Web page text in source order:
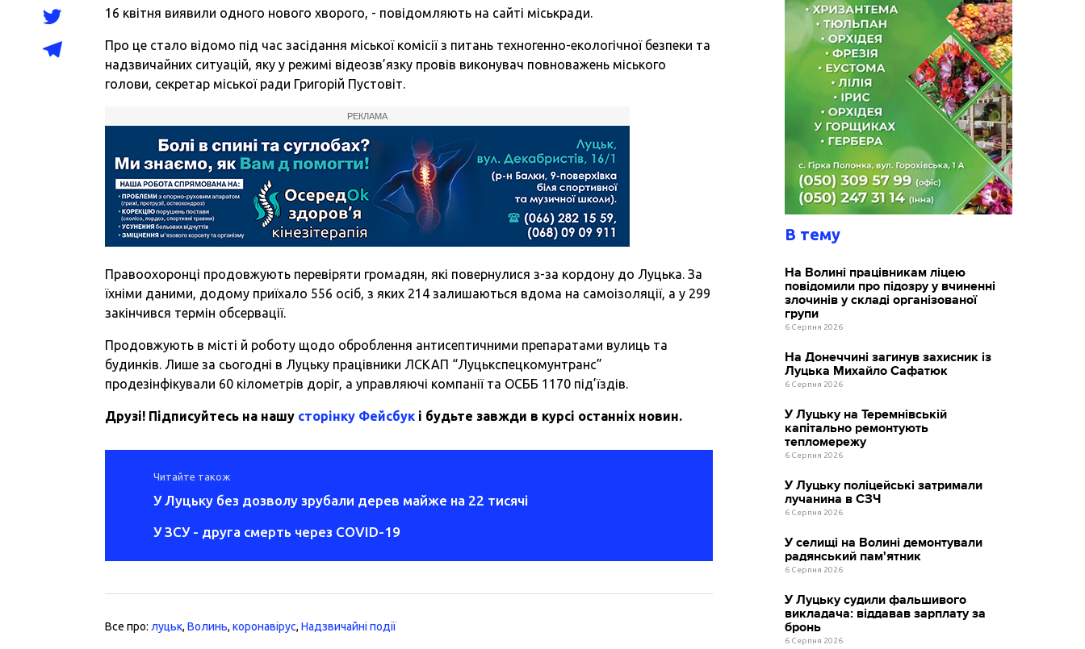
16 квітня виявили одного нового хворого, - повідомляють на сайті міськради.
Про це стало відомо під час засідання міської комісії з питань техногенно-екологічної безпеки та
надзвичайних ситуацій, яку у режимі відеозв’язку провів виконувач повноважень міського
голови, секретар міської ради Григорій Пустовіт.
РЕКЛАМА
Правоохоронці продовжують перевіряти громадян, які повернулися з-за кордону до Луцька. За
їхніми даними, додому приїхало 556 осіб, з яких 214 залишаються вдома на самоізоляції, а у 299
закінчився термін обсервації.
Продовжують в місті й роботу щодо оброблення антисептичними препаратами вулиць та
будинків. Лише за сьогодні в Луцьку працівники ЛСКАП “Луцькспецкомунтранс”
продезінфікували 60 кілометрів доріг, а управляючі компанії та ОСББ 1170 під’їздів.
Друзі! Підписуйтесь на нашу сторінку Фейсбук і будьте завжди в курсі останніх новин.
Читайте також
У Луцьку без дозволу зрубали дерев майже на 22 тисячі
У ЗСУ - друга смерть через COVID-19
Все про: луцьк,Волинь,коронавірус,Надзвичайні події
В тему
На Волині працівникам ліцею
повідомили про підозру у вчиненні
злочинів у складі організованої
групи
6 Серпня 2026
На Донеччині загинув захисник із
Луцька Михайло Сафатюк
6 Серпня 2026
У Луцьку на Теремнівській
капітально ремонтують
тепломережу
6 Серпня 2026
У Луцьку поліцейські затримали
лучанина в СЗЧ
6 Серпня 2026
У селищі на Волині демонтували
радянський пам'ятник
6 Серпня 2026
У Луцьку судили фальшивого
викладача: віддавав зарплату за
бронь
6 Серпня 2026